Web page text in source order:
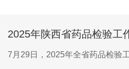
2025年陕西省药品检验工
7月29日，2025年全省药品检验